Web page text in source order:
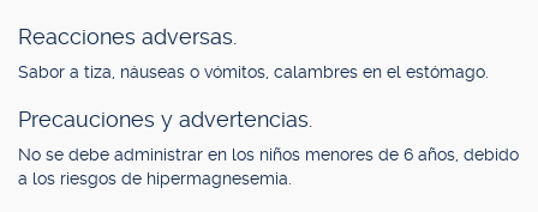
Reacciones adversas.
Sabor a tiza, náuseas o vómitos, calambres en el estómago.
Precauciones y advertencias.
No se debe administrar en los niños menores de 6 años, debido
a los riesgos de hipermagnesemia.